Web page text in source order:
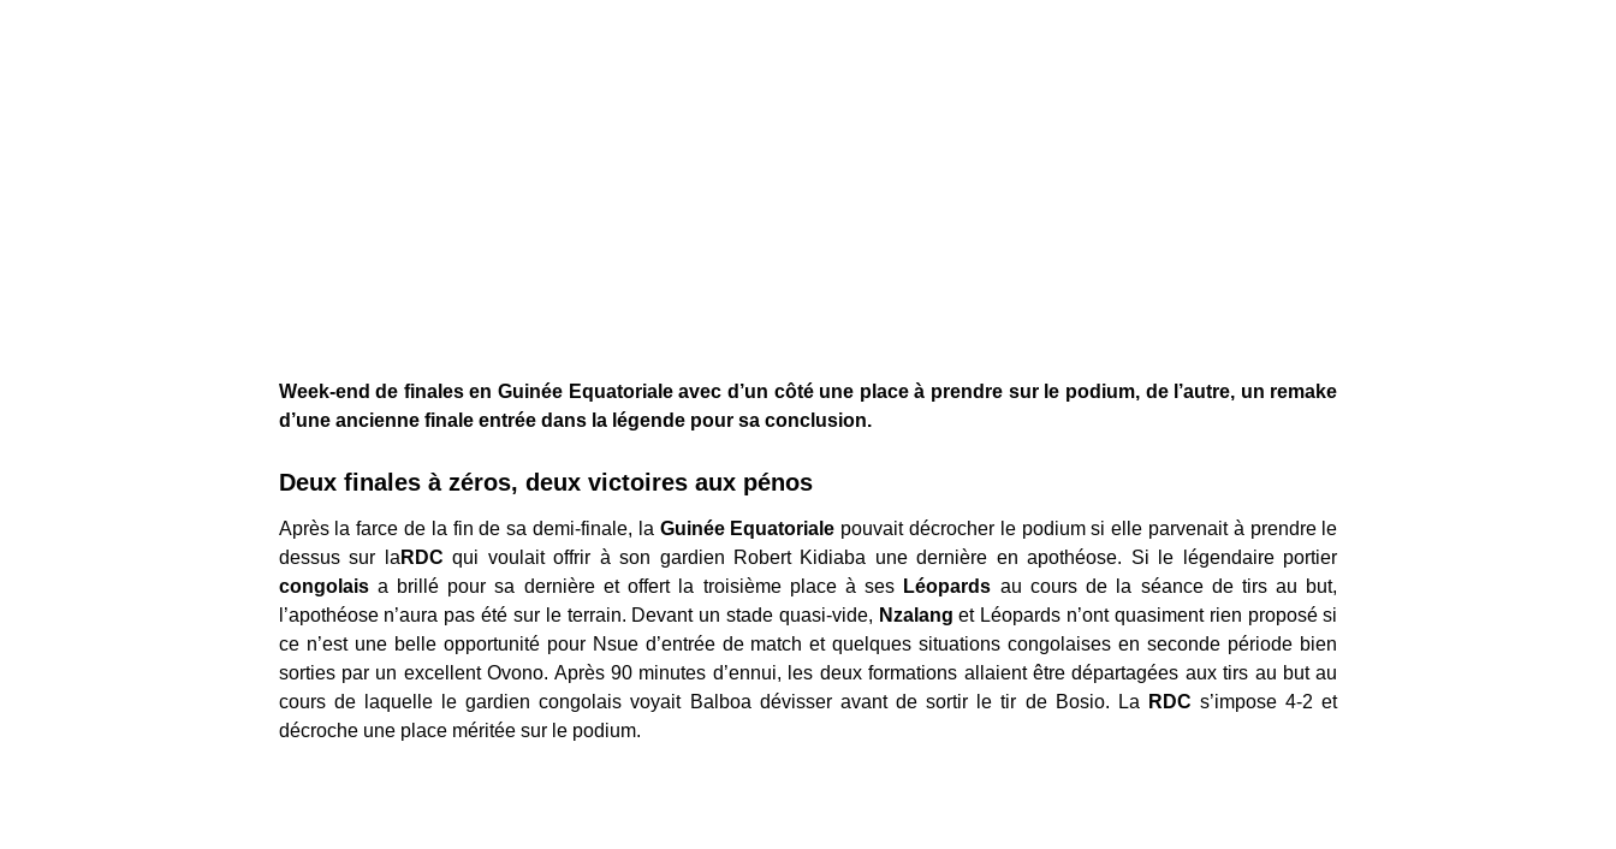
Week-end de finales en Guinée Equatoriale avec d’un côté une place à prendre sur le podium, de l’autre, un remake
d’une ancienne finale entrée dans la légende pour sa conclusion.
Deux finales à zéros, deux victoires aux pénos
Après la farce de la fin de sa demi-finale, la Guinée Equatoriale pouvait décrocher le podium si elle parvenait à prendre le
dessus sur la RDC qui voulait offrir à son gardien Robert Kidiaba une dernière en apothéose. Si le légendaire portier
congolaisa brillé pour sa dernière et offert la troisième place à ses Léopards au cours de la séance de tirs au but,
l’apothéose n’aura pas été sur le terrain. Devant un stade quasi-vide, Nzalang et Léopards n’ont quasiment rien proposé si
ce n’est une belle opportunité pour Nsue d’entrée de match et quelques situations congolaises en seconde période bien
sorties par un excellent Ovono. Après 90 minutes d’ennui, les deux formations allaient être départagées aux tirs au but au
cours de laquelle le gardien congolais voyait Balboa dévisser avant de sortir le tir de Bosio. La
RDC s’impose 4-2 et
décroche une place méritée sur le podium.